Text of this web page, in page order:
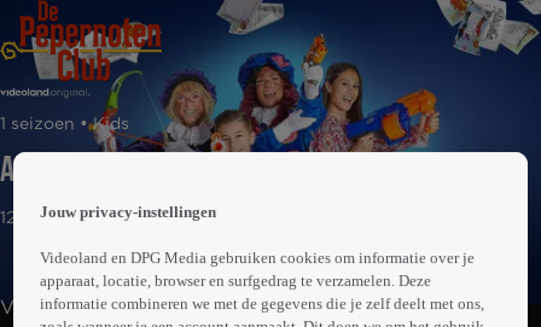
page
1 seizoen • Kids
Aflevering 1
12min
Vlogpiet en Prankpiet doen hun uiterste best om
Jouw privacy-instellingen
Videoland en DPG Media gebruiken cookies om informatie over je
apparaat, locatie, browser en surfgedrag te verzamelen. Deze
informatie combineren we met de gegevens die je zelf deelt met ons,